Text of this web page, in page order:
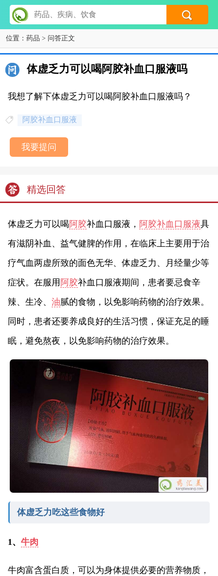
位置： 药品 > 问答正文
体虚乏力可以喝阿胶补血口服液吗
我想了解下体虚乏力可以喝阿胶补血口服液吗？
阿胶补血口服液
我要提问
精选回答
体虚乏力可以喝 阿胶补血口服液， 阿胶补血口服液具
有滋阴补血、益气健脾的作用，在临床上主要用于治
疗气血两虚所致的面色无华、体虚乏力、月经量少等
症状。在服用 阿胶补血口服液期间，患者要忌食辛
辣、生冷、 油腻的食物，以免影响药物的治疗效果。
同时，患者还要养成良好的生活习惯，保证充足的睡
眠，避免熬夜，以免影响药物的治疗效果。
体虚乏力吃这些食物好
1、 牛肉
牛肉富含蛋白质，可以为身体提供必要的营养物质，